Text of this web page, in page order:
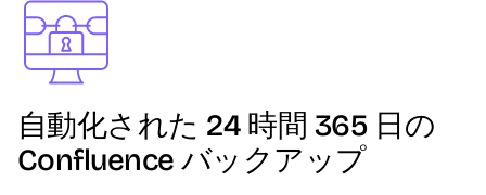
自動化された 24 時間 365 日の
Confluence バックアップ